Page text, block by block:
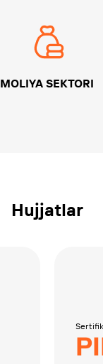
MOLIYA SEKTORI
Hujjatlar